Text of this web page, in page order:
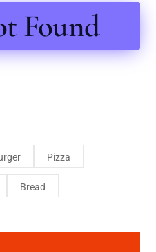
Found
Pizza
Bread